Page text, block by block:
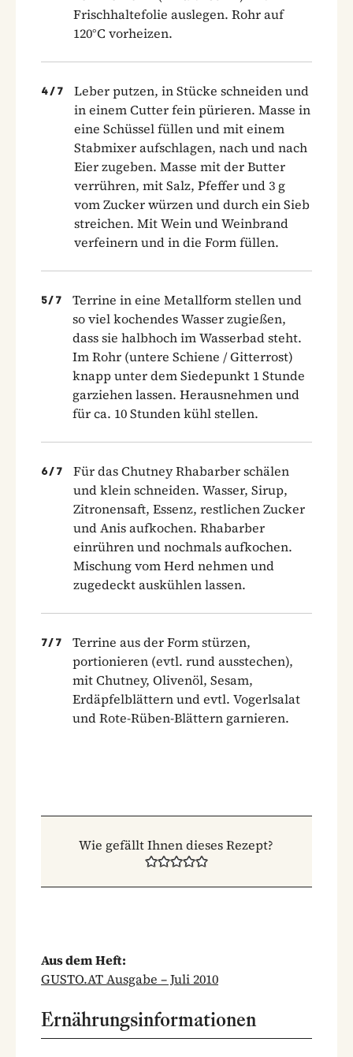
Frischhaltefolie auslegen. Rohr auf
120°C vorheizen.
4 / 7
Leber putzen, in Stücke schneiden und
in einem Cutter fein pürieren. Masse in
eine Schüssel füllen und mit einem
Stabmixer aufschlagen, nach und nach
Eier zugeben. Masse mit der Butter
verrühren, mit Salz, Pfeffer und 3 g
vom Zucker würzen und durch ein Sieb
streichen. Mit Wein und Weinbrand
verfeinern und in die Form füllen.
5/ 7
Terrine in eine Metallform stellen und
so viel kochendes Wasser zugießen,
dass sie halbhoch im Wasserbad steht.
Im Rohr (untere Schiene / Gitterrost)
knapp unter dem Siedepunkt 1 Stunde
garziehen lassen. Herausnehmen und
für ca. 10 Stunden kühl stellen.
6/ 7
Für das Chutney Rhabarber schälen
und klein schneiden. Wasser, Sirup,
Zitronensaft, Essenz, restlichen Zucker
und Anis aufkochen. Rhabarber
einrühren und nochmals aufkochen.
Mischung vom Herd nehmen und
zugedeckt auskühlen lassen.
7/ 7
Terrine aus der Form stürzen,
portionieren (evtl. rund ausstechen),
mit Chutney, Olivenöl, Sesam,
Erdäpfelblättern und evtl. Vogerlsalat
und Rote-Rüben-Blättern garnieren.
Wie gefällt Ihnen dieses Rezept?
Aus dem Heft:
GUSTO.AT Ausgabe – Juli 2010
Ernährungsinformationen